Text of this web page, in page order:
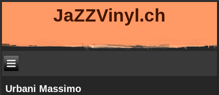
JaZZVinyl.ch
Urbani Massimo